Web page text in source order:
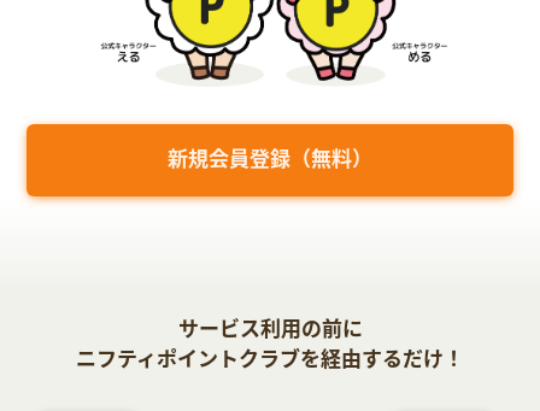
新規会員登録（無料）
サービス利用の前に
ニフティポイントクラブを経由するだけ！